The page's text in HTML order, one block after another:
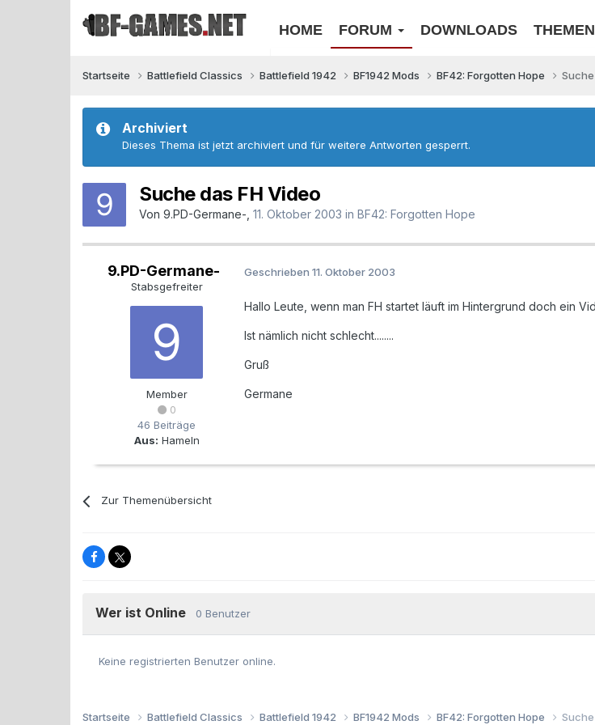
HOME FORUM DOWNLOADS THEMEN
Startseite Battlefield Classics Battlefield 1942 BF1942 Mods BF42: Forgotten Hope
Archiviert
Dieses Thema ist jetzt archiviert und für weitere Antworten gesperrt.
Suche das FH Video
Von 9.PD-Germane- 11. Oktober 2003 in BF42: Forgotten Hope
9.PD-Germane-
Stabsgefreiter
Member
0
46 Beiträge
Aus: Hameln
Geschrieben 11. Oktober 2003
Hallo Leute, wenn man FH startet läuft im Hintergrund doch ein
Ist nämlich nicht schlecht........
Gruß
Germane
Zur Themenübersicht
Wer ist Online 0 Benutzer
Keine registrierten Benutzer online.
Startseite Battlefield Classics Battlefield 1942 BF1942 Mods BF42: Forgotten Hope